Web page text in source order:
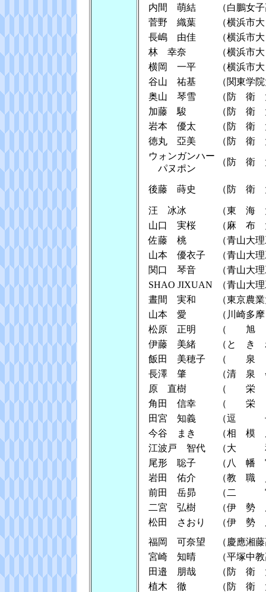
内間 萌結
（白鵬女
菅野 織葉
（横浜市
長嶋 由佳
（横浜市
林 幸奈
（横浜市
横岡 一平
（横浜市
谷山 祐基
（関東学
奥山 琴雪
（防 衛
加藤 駿
（防 衛
岩本 優太
（防 衛
徳丸 亞美
（防 衛
ウォンガンハー
パヌポン
（防 衛
後藤 蒔史 （防 衛
汪 冰冰
（東 海
山口 実桜
（麻 布
佐藤 桃
（青山大
山本 優衣子
（青山大
関口 琴音
（青山大
SHAO JIXUAN
（青山大
晝間 実和
（東京農
山本 愛
（川崎多
松原 正明
（ 旭
伊藤 美緒
（と き
飯田 美穂子
（ 泉
長澤 肇
（清 泉
原 直樹
（ 栄
角田 信幸
（ 栄
田宮 知義
（逗
今谷 まき
（相 模
江波戸 智代
（大
尾形 聡子
（八 幡
岩田 佑介
（教 職
前田 岳昴
（二
二宮 弘樹
（伊 勢
松田 さおり
（伊 勢
福岡 可奈望
（慶應湘
宮崎 知晴
（平塚中
田邉 朋哉
（防 衛
植木 徹
（防 衛